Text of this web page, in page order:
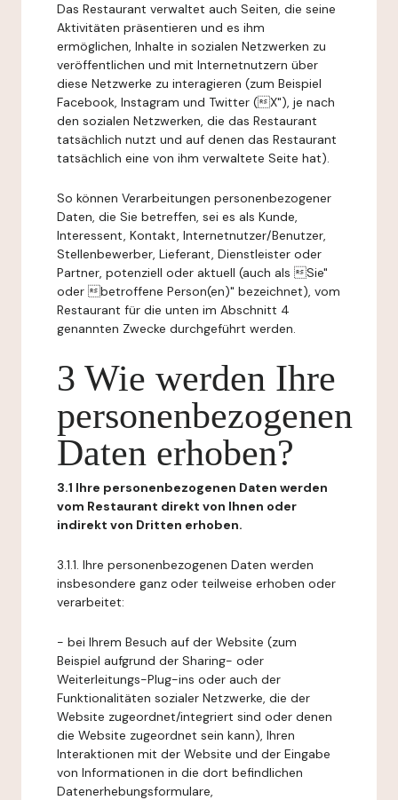
Das Restaurant verwaltet auch Seiten, die seine
Aktivitäten präsentieren und es ihm
ermöglichen, Inhalte in sozialen Netzwerken zu
veröffentlichen und mit Internetnutzern über
diese Netzwerke zu interagieren (zum Beispiel
Facebook, Instagram und Twitter (X"), je nach
den sozialen Netzwerken, die das Restaurant
tatsächlich nutzt und auf denen das Restaurant
tatsächlich eine von ihm verwaltete Seite hat).
So können Verarbeitungen personenbezogener
Daten, die Sie betreffen, sei es als Kunde,
Interessent, Kontakt, Internetnutzer/Benutzer,
Stellenbewerber, Lieferant, Dienstleister oder
Partner, potenziell oder aktuell (auch als Sie"
oder betroffene Person(en)" bezeichnet), vom
Restaurant für die unten im Abschnitt 4
genannten Zwecke durchgeführt werden.
3 Wie werden Ihre
personenbezogenen
Daten erhoben?
3.1 Ihre personenbezogenen Daten werden
vom Restaurant direkt von Ihnen oder
indirekt von Dritten erhoben.
3.1.1. Ihre personenbezogenen Daten werden
insbesondere ganz oder teilweise erhoben oder
verarbeitet:
- bei Ihrem Besuch auf der Website (zum
Beispiel aufgrund der Sharing- oder
Weiterleitungs-Plug-ins oder auch der
Funktionalitäten sozialer Netzwerke, die der
Website zugeordnet/integriert sind oder denen
die Website zugeordnet sein kann), Ihren
Interaktionen mit der Website und der Eingabe
von Informationen in die dort befindlichen
Datenerhebungsformulare,